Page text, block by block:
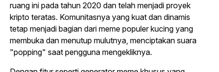
ruang ini pada tahun 2020 dan telah menjadi proyek
kripto teratas. Komunitasnya yang kuat dan dinamis
tetap menjadi bagian dari meme populer kucing yang
membuka dan menutup mulutnya, menciptakan suara
"popping" saat pengguna mengekliknya.